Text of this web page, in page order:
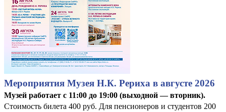
Мероприятия Музея Н.К. Рериха в августе 2026
Музей работает с 11:00 до 19:00 (выходной — вторник).
Стоимость билета 400 руб. Для пенсионеров и студентов 200